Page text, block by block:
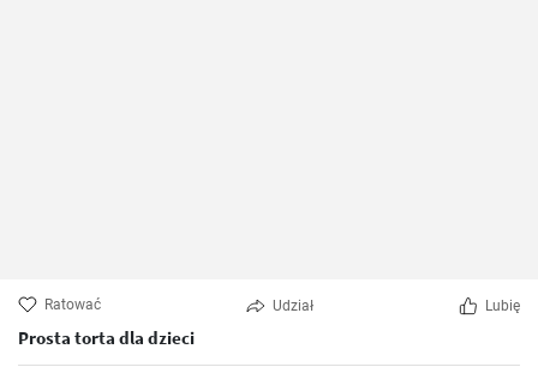
Ratować Udział Lubię
Prosta torta dla dzieci